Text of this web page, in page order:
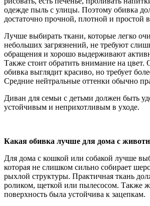
одежде пыль с улицы. Поэтому обивка
достаточно прочной, плотной и простой
Лучше выбирать ткани, которые легко
небольших загрязнений, не требуют
обращения и хорошо выдерживают
Также стоит обратить внимание на цвет.
обивка выглядит красиво, но требует
Средние нейтральные оттенки обычно
Диван для семьи с детьми должен быть
устойчивым и неприхотливым в уходе.
Какая обивка лучше для дома с
Для дома с кошкой или собакой лучше
которая не слишком сильно собирает
рыхлой структуры. Практичная ткань
роликом, щеткой или пылесосом. Также
поверхность была устойчива к зацепкам.